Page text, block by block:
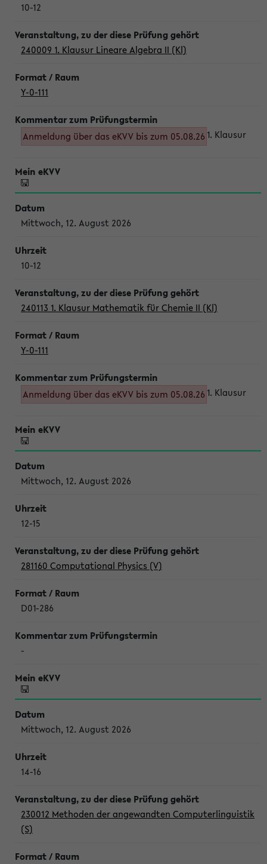
10-12
240009 1. Klausur Lineare Algebra II (Kl)
Y-0-111
Anmeldung über das eKVV bis zum 05.08.26 1. Klausur
Mittwoch, 12. August 2026
10-12
240113 1. Klausur Mathematik für Chemie II (Kl)
Y-0-111
Anmeldung über das eKVV bis zum 05.08.26 1. Klausur
Mittwoch, 12. August 2026
12-15
281160 Computational Physics (V)
D01-286
-
Mittwoch, 12. August 2026
14-16
230012 Methoden der angewandten Computerlinguistik
(S)